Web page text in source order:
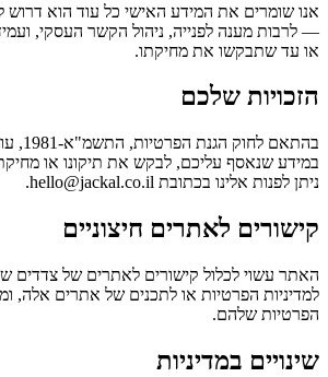
אנו שומרים את המידע האישי כל עוד הוא
— לרבות מענה לפנייה, ניהול הקשר העסקי,
או עד שתבקשו את מחיקתו.
הזכויות שלכם
בהתאם
במידע שנאסף עליכם, לבקש את תיקונו או
ניתן לפנות אלינו בכתובת hello@jackal.co.il.
קישורים לאתרים חיצוניים
האתר עשוי לכלול קישורים לאתרים של צדדים
למדיניות הפרטיות או לתכנים של אתרים אלה,
הפרטיות שלהם.
שינויים במדיניות